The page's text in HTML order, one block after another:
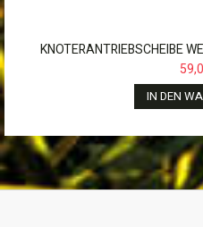
KNOTERANTRIEBSCHEIBE
IN DEN